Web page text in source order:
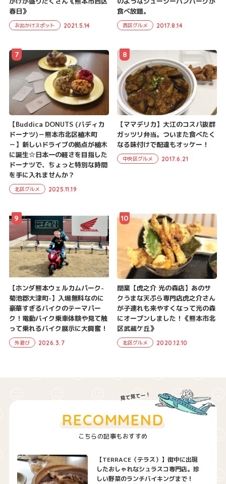
春日》
お出かけスポット 2021.5.14
食べ放題。
西区グルメ 2017.8.14
【Buddica DONUTS (バディカ
ドーナツ)－熊本市北区植木町
－】新しいドライブの拠点が植木
に誕生☆日本一の軽さを目指した
ドーナツで、ちょっと特別な時間
を手に入れませんか？
北区グルメ 2025.11.19
7
【ママデリカ】大江のコスパ抜群
ガッツリ弁当。ついまた食べたく
なる味付けで配達もオッケー！
中央区グルメ 2017.6.21
8
【ホンダ熊本ウェルカムパーク-
菊池郡大津町-】入場無料なのに
豪華すぎるバイクのテーマパー
ク！電動バイク乗車体験や見て触
って乗れるバイク展示に大興奮！
外遊び 2026.3.7
9
閉業【虎之介 光の森店】あのサ
クうまな天ぷら専門店虎之介さん
が子連れも来やすくなって光の森
にオープンしました！《熊本市北
区武蔵ケ丘》
北区グルメ 2020.12.10
10
こちらの記事もおすすめ
RECOMMEND
【TERRACE（テラス）】街中に出現
したおしゃれなシュラスコ専門店。珍
しい野菜のランチバイキングまで！